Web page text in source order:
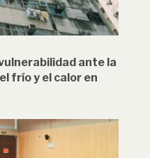
ante la
frío y el calor en